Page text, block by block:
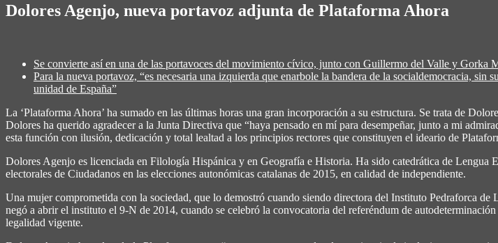
Dolores Agenjo, nueva portavoz adjunta de Plataforma Ahora
Se convierte así en una de las portavoces del movimiento cívico, junto con Guillermo del Valle y Gorka
Para la nueva portavoz, “es necesaria una izquierda que enarbole la bandera de la socialdemocracia,
unidad de España”
La ‘Plataforma Ahora’ ha sumado en las últimas horas una gran incorporación a su estructura. Se trata de
Dolores ha querido agradecer a la Junta Directiva que “haya pensado en mí para desempeñar, junto a mi
esta función con ilusión, dedicación y total lealtad a los principios rectores que constituyen el ideario de
Dolores Agenjo es licenciada en Filología Hispánica y en Geografía e Historia. Ha sido catedrática de
electorales de Ciudadanos en las elecciones autonómicas catalanas de 2015, en calidad de independiente.
Una mujer comprometida con la sociedad, que lo demostró cuando siendo directora del Instituto Pedraforca
negó a abrir el instituto el 9-N de 2014, cuando se celebró la convocatoria del referéndum de
legalidad vigente.